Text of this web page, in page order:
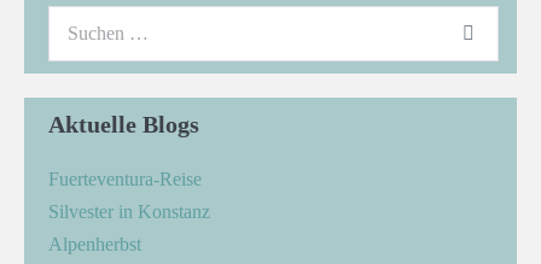
Aktuelle Blogs
Fuerteventura-Reise
Silvester in Konstanz
Alpenherbst